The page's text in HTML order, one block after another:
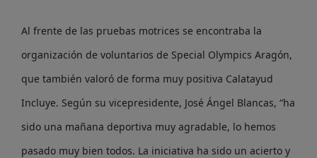
Al frente de las pruebas motrices se encontraba la
organización de voluntarios de Special Olympics Aragón,
que también valoró de forma muy positiva Calatayud
Incluye. Según su vicepresidente, José Ángel Blancas, “ha
sido una mañana deportiva muy agradable, lo hemos
pasado muy bien todos. La iniciativa ha sido un acierto y